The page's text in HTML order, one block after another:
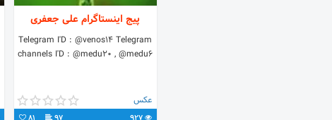
پیج اینستاگرام علی جعفری
Telegram I'D : @venos14 Telegram
channels I'D : @medu20 , @medu6
عکس